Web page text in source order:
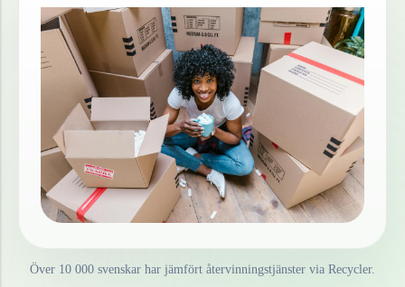
Över 10 000 svenskar har jämfört återvinningstjänster via Recycler.